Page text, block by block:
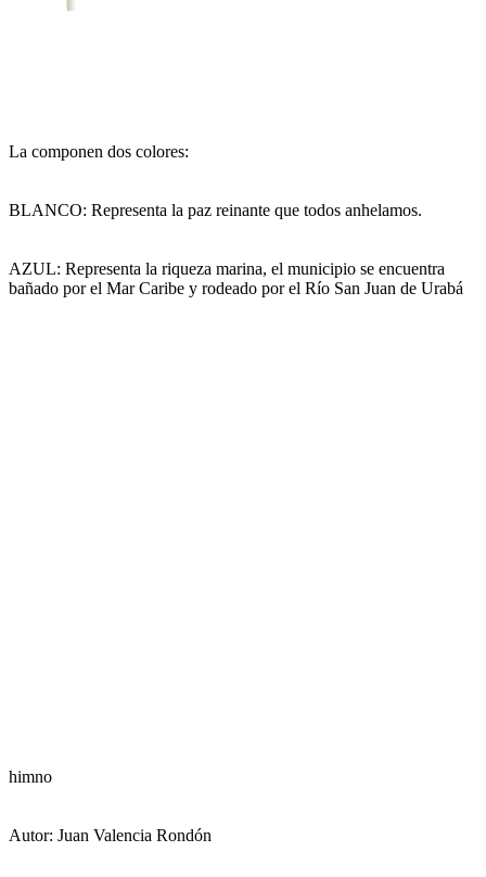
​La componen dos colores:
BLANCO: Representa la paz reinante que todos anhelamos.
AZUL: Representa la riqueza marina, el municipio se encuentra
bañado por el Mar Caribe y rodeado por el Río San Juan de Urabá​
​himno
Autor: Juan Valencia Rondón​